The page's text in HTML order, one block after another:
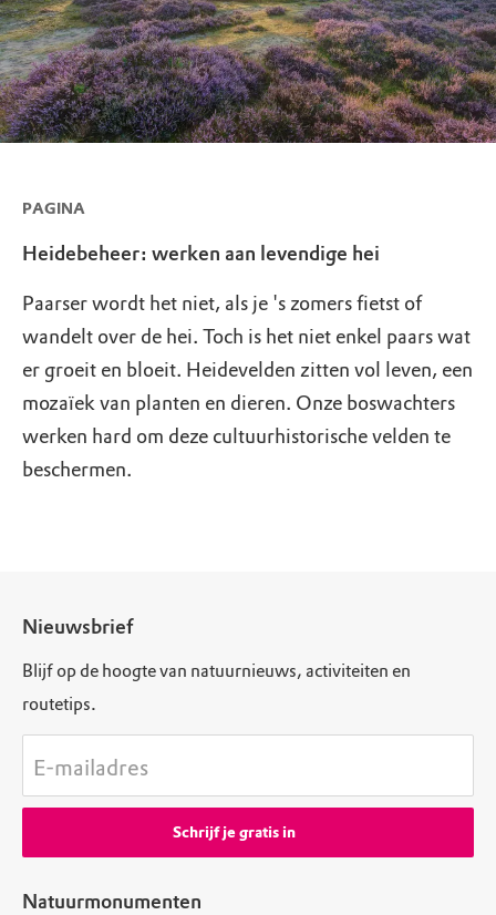
PAGINA
Heidebeheer: werken aan levendige hei
Paarser wordt het niet, als je 's zomers fietst of
wandelt over de hei. Toch is het niet enkel paars wat
er groeit en bloeit. Heidevelden zitten vol leven, een
mozaïek van planten en dieren. Onze boswachters
werken hard om deze cultuurhistorische velden te
beschermen.
Natuurmonumenten
Nieuwsbrief
Blijf op de hoogte van natuurnieuws, activiteiten en
routetips.
E-mailadres
Schrijf je gratis in